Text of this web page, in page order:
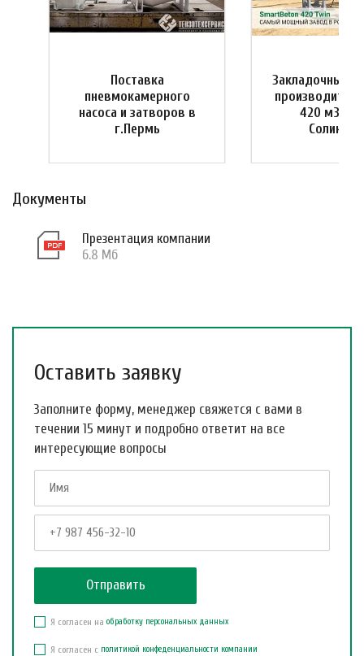
Поставка
пневмокамерного
насоса и затворов в
г.Пермь
Закладочный
420 м3/
Документы
Презентация компании
6.8 Мб
Оставить заявку
Заполните форму, менеджер свяжется с вами в
течении 15 минут и подробно ответит на все
интересующие вопросы
Я согласен на обработку персональных данных
Я согласен с политикой конфеденциальности компании